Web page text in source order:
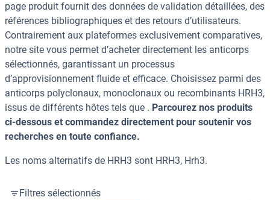
page produit fournit des données de validation détaillées, des
références bibliographiques et des retours d’utilisateurs.
Contrairement aux plateformes exclusivement comparatives,
notre site vous permet d’acheter directement les anticorps
sélectionnés, garantissant un processus
d’approvisionnement fluide et efficace. Choisissez parmi des
anticorps polyclonaux, monoclonaux ou recombinants HRH3,
issus de différents hôtes tels que . Parcourez nos produits
ci-dessous et commandez directement pour soutenir vos
recherches en toute confiance.
Les noms alternatifs de HRH3 sont HRH3, Hrh3.
Filtres sélectionnés